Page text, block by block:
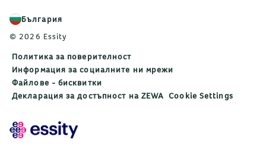
България
© 2026 Essity
Политика за поверителност
Информация за социалните ни мрежи
Файлове - бисквитки
Декларация за достъпност на ZEWA Cookie Settings